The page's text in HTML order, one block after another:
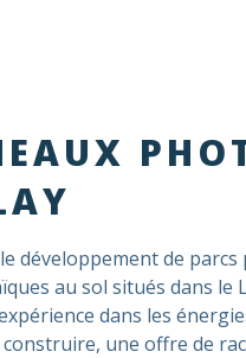
développement de
au sol situés dans le
dans les
une offre de